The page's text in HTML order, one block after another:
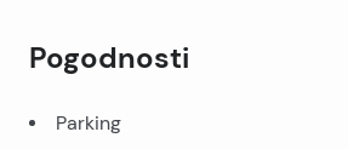
Pogodnosti
Parking